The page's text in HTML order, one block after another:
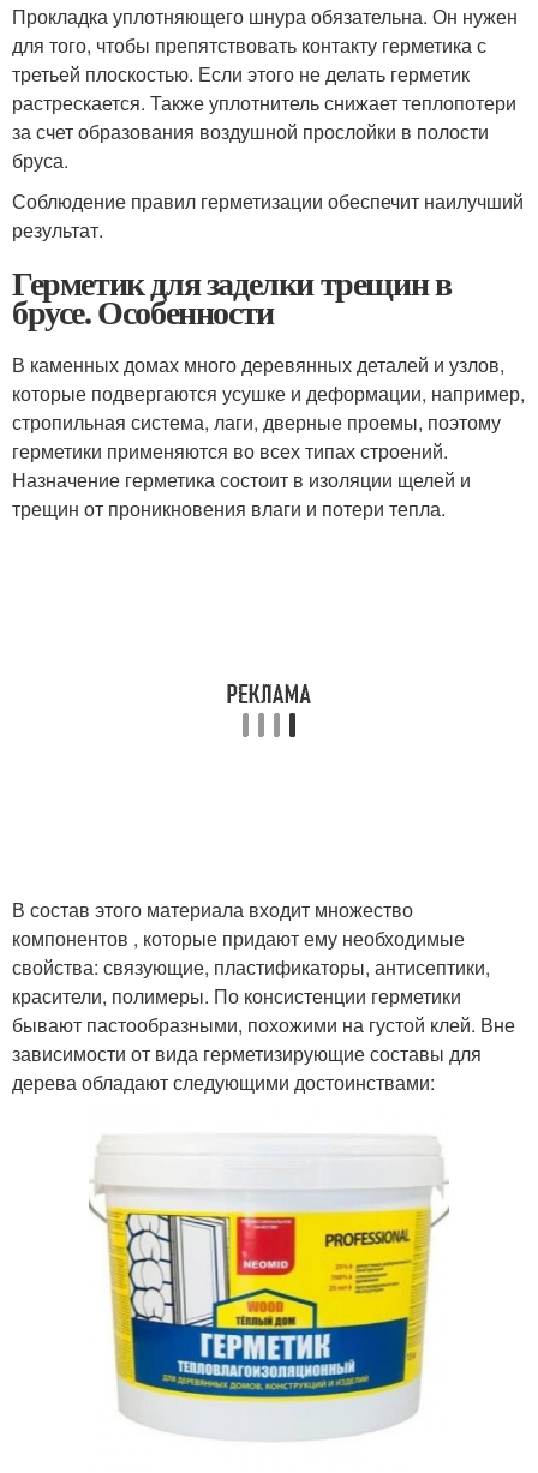
Прокладка уплотняющего шнура обязательна. Он нужен
для того, чтобы препятствовать контакту герметика с
третьей плоскостью. Если этого не делать герметик
растрескается. Также уплотнитель снижает теплопотери
за счет образования воздушной прослойки в полости
бруса.
Соблюдение правил герметизации обеспечит наилучший
результат.
Герметик для заделки трещин в
брусе. Особенности
В каменных домах много деревянных деталей и узлов,
которые подвергаются усушке и деформации, например,
стропильная система, лаги, дверные проемы, поэтому
герметики применяются во всех типах строений.
Назначение герметика состоит в изоляции щелей и
трещин от проникновения влаги и потери тепла.
В состав этого материала входит множество
компонентов , которые придают ему необходимые
свойства: связующие, пластификаторы, антисептики,
красители, полимеры. По консистенции герметики
бывают пастообразными, похожими на густой клей. Вне
зависимости от вида герметизирующие составы для
дерева обладают следующими достоинствами: